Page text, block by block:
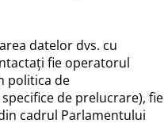
datelor dvs. cu
fie operatorul
politica de
de prelucrare), fie
cadrul Parlamentului